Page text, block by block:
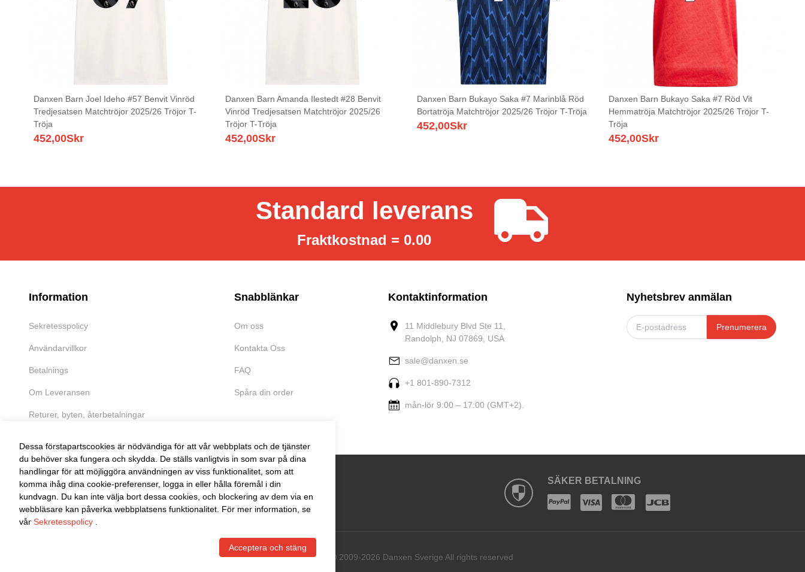
Danxen Barn Joel Ideho #57 Benvit Vinröd
Tredjesatsen Matchtröjor 2025/26 Tröjor T-
Tröja
452,00Skr
Danxen Barn Amanda Ilestedt #28 Benvit
Vinröd Tredjesatsen Matchtröjor 2025/26
Tröjor T-Tröja
452,00Skr
Danxen Barn Bukayo Saka #7 Marinblå Röd
Bortatröja Matchtröjor 2025/26 Tröjor T-Tröja
452,00Skr
Danxen Barn Bukayo Saka #7 Röd Vit
Hemmatröja Matchtröjor 2025/26 Tröjor T-
Tröja
452,00Skr
Standard leverans
Fraktkostnad = 0.00
Information
Sekretesspolicy
Användarvillkor
Betalnings
Om Leveransen
Returer, byten, återbetalningar
Snabblänkar
Om oss
Kontakta Oss
FAQ
Spåra din order
Kontaktinformation
11 Middlebury Blvd Ste 11,
Randolph, NJ 07869, USA
sale@danxen.se
+1 801-890-7312
mån-lör 9:00 – 17:00 (GMT+2).
Nyhetsbrev anmälan
Prenumerera
FRI RETUR
Enkel retur inom 30 dagar
SÄKER BETALNING
Copyright © 2009-2026 Danxen Sverige All rights reserved
Dessa förstapartscookies är nödvändiga för att vår webbplats och de tjänster
du behöver ska fungera och skydda. De ställs vanligtvis in som svar på dina
handlingar för att möjliggöra användningen av viss funktionalitet, som att
komma ihåg dina cookie-preferenser, logga in eller hålla föremål i din
kundvagn. Du kan inte välja bort dessa cookies, och blockering av dem via en
webbläsare kan påverka webbplatsens funktionalitet. För mer information, se
vår Sekretesspolicy
Acceptera och stäng